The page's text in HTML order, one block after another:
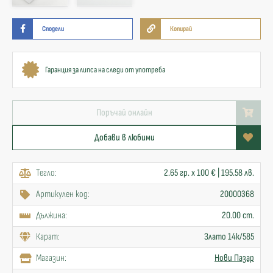
Сподели Копирай
Гаранция за липса на следи от употреба
Поръчай онлайн
Добави в любими
Тегло:
2.65 гр. x 100 € | 195.58 лв.
Артикулен код:
20000368
Дължина:
20.00 cm.
Карат:
Злато 14к/585
Mагазин:
Нови Пазар